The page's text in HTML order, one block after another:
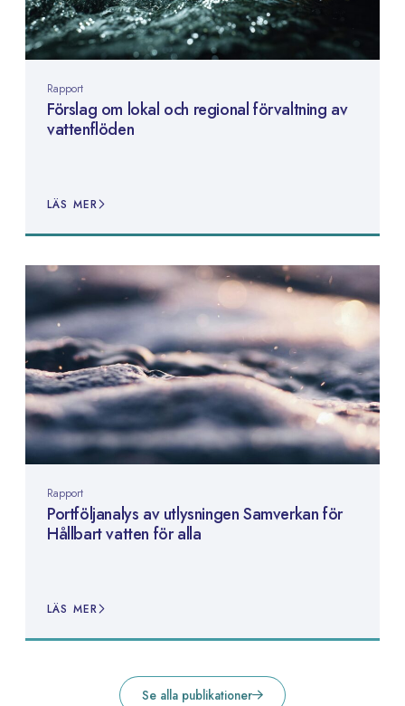
Rapport
Förslag om lokal och regional förvaltning av
vattenflöden
LÄS MER
Rapport
Portföljanalys av utlysningen Samverkan för
Hållbart vatten för alla
LÄS MER
Se alla publikationer